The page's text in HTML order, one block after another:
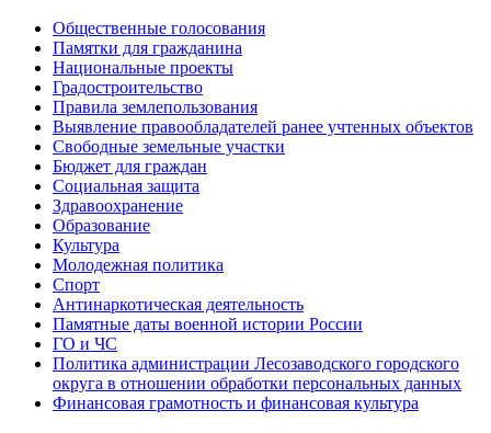
Общественные голосования
Памятки для гражданина
Национальные проекты
Градостроительство
Правила землепользования
Выявление правообладателей ранее учтенных объектов
Свободные земельные участки
Бюджет для граждан
Социальная защита
Здравоохранение
Образование
Культура
Молодежная политика
Спорт
Антинаркотическая деятельность
Памятные даты военной истории России
ГО и ЧС
Политика администрации Лесозаводского городского
округа в отношении обработки персональных данных
Финансовая грамотность и финансовая культура